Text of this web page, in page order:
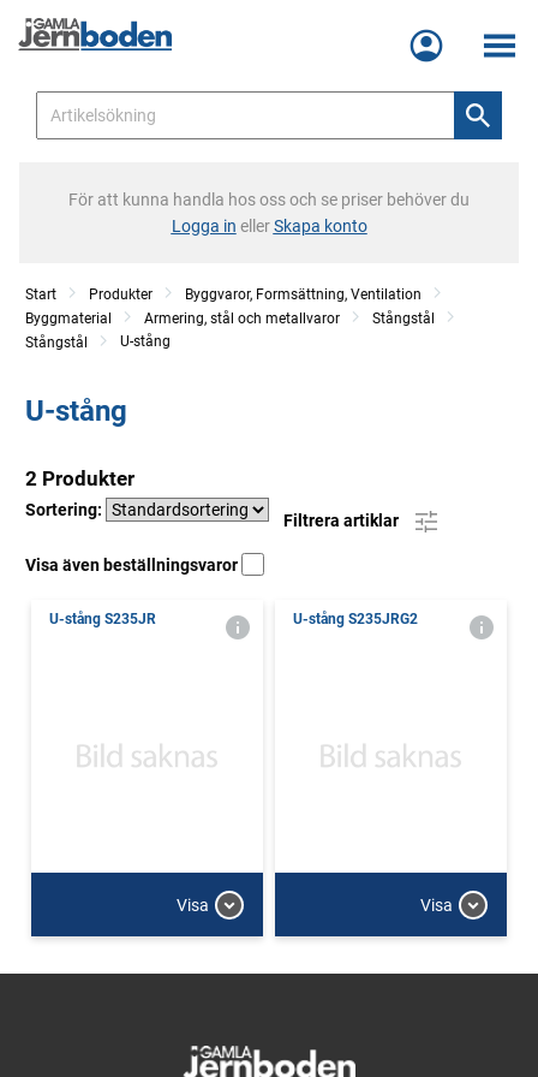
Meny
För att kunna handla hos oss och se priser behöver du
Logga in ellerSkapa konto
Start Produkter
Byggvaror, Formsättning, Ventilation
Byggmaterial
Armering, stål och metallvaror
Stångstål
Stångstål
U-stång
U-stång
2 Produkter
Sortering:
Filtrera artiklar
Visa även beställningsvaror
U-stång S235JR
Visa
U-stång S235JRG2
Visa